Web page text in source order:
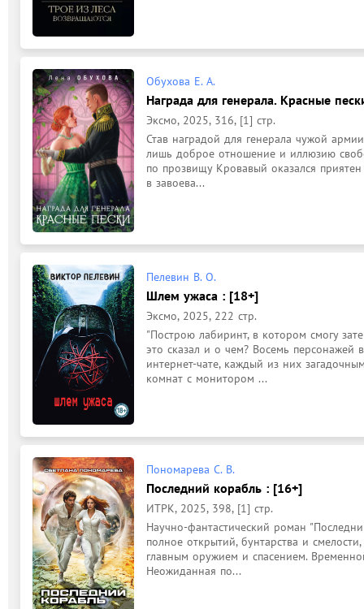
Обухова Е. А.
Награда для генерала. Красные
Эксмо, 2025, 316, [1] стр.
Став наградой для генерала чужой
лишь доброе отношение и иллюзию
по прозвищу Кровавый оказался
в завоева...
Пелевин В. О.
Шлем ужаса : [18+]
Эксмо, 2025, 222 стр.
"Построю лабиринт, в котором смогу
это сказал и о чем? Восемь персонажей
интернет-чате, каждый из них
комнат с монитором ...
Пономарева С. В.
Последний корабль : [16+]
ИТРК, 2025, 398, [1] стр.
Научно-фантастический роман
полное открытий, бунтарства и
главным оружием и спасением.
Неожиданная по...